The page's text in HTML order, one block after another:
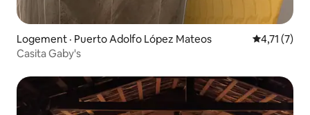
Logement · Puerto Adolfo López Mateos Note
4,71 (7)
Casita Gaby's